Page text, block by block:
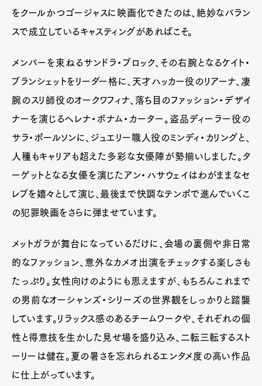
をクールかつゴージャスに映画化できたのは、絶妙なバラン
スで成立しているキャスティングがあればこそ。
メンバーを束ねるサンドラ・ブロック、その右腕となるケイト・
ブランシェットをリーダー格に、天才ハッカー役のリアーナ、凄
腕のスリ師役のオークワフィナ、落ち目のファッション・デザイ
ナーを演じるヘレナ・ボナム・カーター。盗品ディーラー役の
サラ・ポールソンに、ジュエリー職人役のミンディ・カリングと、
人種もキャリアも超えた多彩な女優陣が勢揃いしました。タ
ーゲットとなる女優を演じたアン・ハサウェイはわがままなセ
レブを嬉々として演じ、最後まで快調なテンポで進んでいくこ
の犯罪映画をさらに弾ませています。
メットガラが舞台になっているだけに、会場の裏側や非日常
的なファッション、意外なカメオ出演をチェックする楽しさも
たっぷり。女性向けのようにも思えますが、もちろんこれまで
の男前なオーシャンズ・シリーズの世界観をしっかりと踏襲
しています。リラックス感のあるチームワークや、それぞれの個
性と得意技を生かした見せ場を盛り込み、二転三転するスト
ーリーは健在。夏の暑さを忘れられるエンタメ度の高い作品
に仕上がっています。